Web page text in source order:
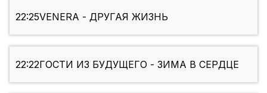
22:25VENERA - ДРУГАЯ ЖИЗНЬ
22:22ГОСТИ ИЗ БУДУЩЕГО - ЗИМА В СЕРДЦЕ